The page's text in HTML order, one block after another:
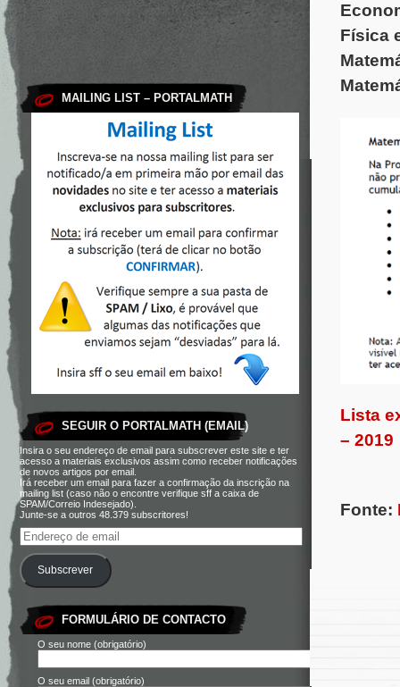
MAILING LIST – PORTALMATH
SEGUIR O PORTALMATH (EMAIL)
Insira o seu endereço de email para subscrever este site e ter
acesso a materiais exclusivos assim como receber notificações
de novos artigos por email.
Irá receber um email para fazer a confirmação da inscrição na
mailing list (caso não o encontre verifique sff a caixa de
SPAM/Correio Indesejado).
Junte-se a outros 48.379 subscritores!
Subscrever
FORMULÁRIO DE CONTACTO
O seu nome (obrigatório)
O seu email (obrigatório)
Física
Lista
– 2019
Fonte: